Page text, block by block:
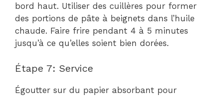
bord haut. Utiliser des cuillères pour former
des portions de pâte à beignets dans l’huile
chaude. Faire frire pendant 4 à 5 minutes
jusqu’à ce qu’elles soient bien dorées.
Étape 7: Service
Égoutter sur du papier absorbant pour